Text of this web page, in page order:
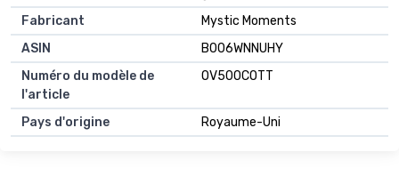
Fabricant
Mystic Moments
ASIN
B006WNNUHY
Numéro du modèle de
l'article
OV500COTT
Pays d'origine Royaume-Uni